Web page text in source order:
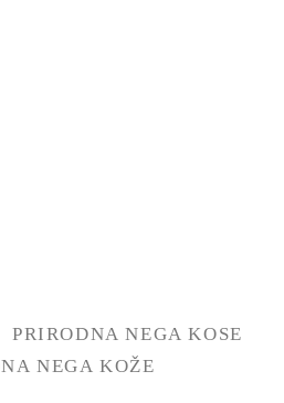
PRIRODNA NEGA KOSE
NEGA KOŽE